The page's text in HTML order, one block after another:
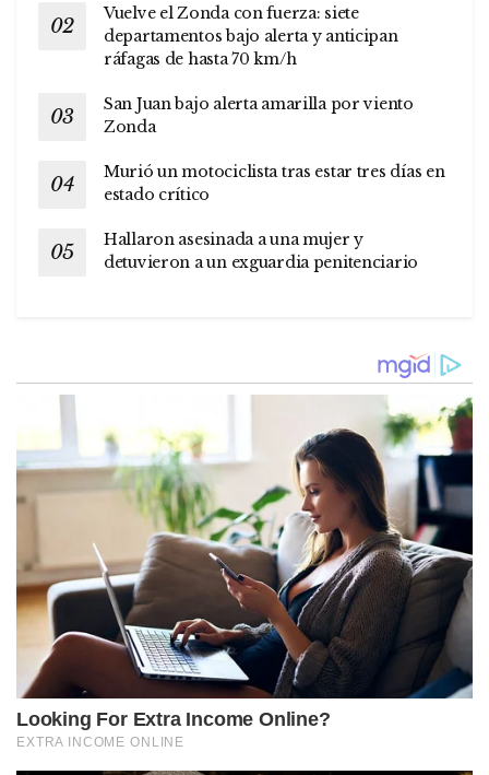
Vuelve el Zonda con fuerza: siete
departamentos bajo alerta y anticipan
ráfagas de hasta 70 km/h
San Juan bajo alerta amarilla por viento
Zonda
Murió un motociclista tras estar tres días en
estado crítico
Hallaron asesinada a una mujer y
detuvieron a un exguardia penitenciario